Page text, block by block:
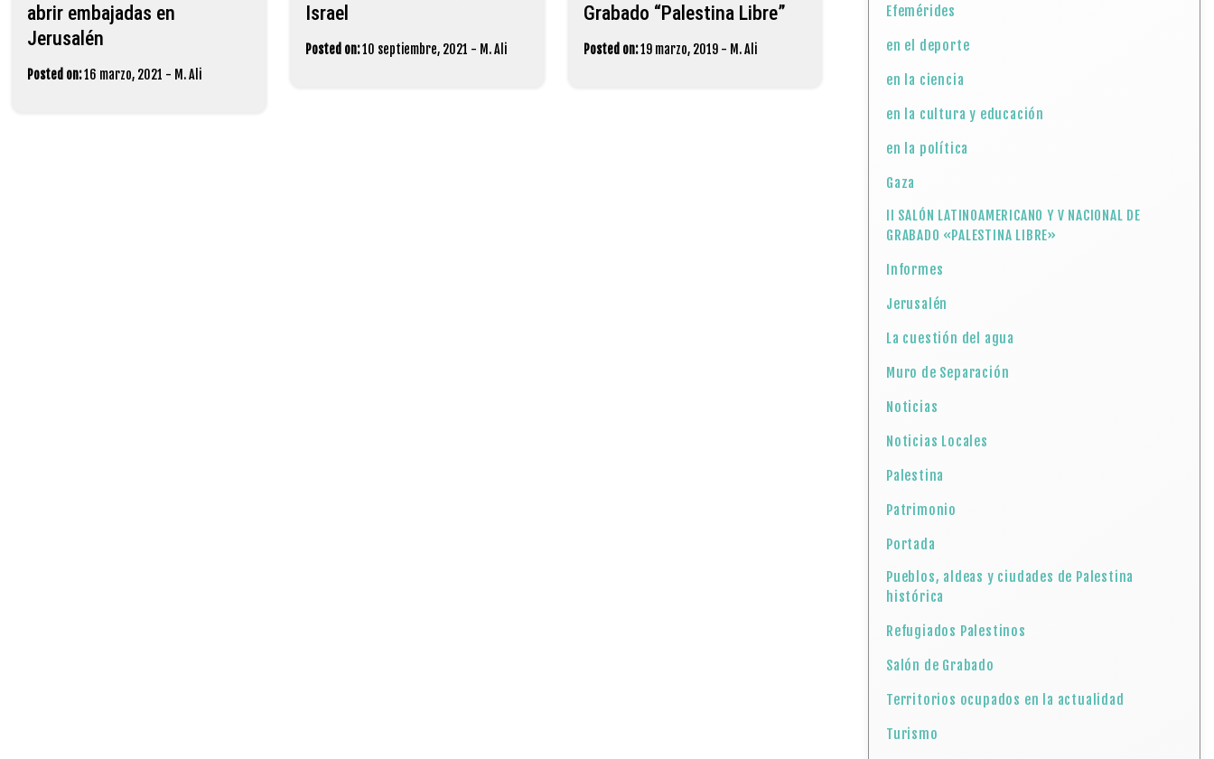
abrir embajadas en
Jerusalén
Posted on:16 marzo, 2021 - M. Ali
Israel
Posted on:10 septiembre, 2021 - M. Ali
Grabado “Palestina Libre”
Posted on:19 marzo, 2019- M. Ali
Efemérides
en el deporte
en la ciencia
en la cultura y educación
en la política
Gaza
II SALÓN LATINOAMERICANO Y V NACIONAL DE
GRABADO «PALESTINA LIBRE»
Informes
Jerusalén
La cuestión del agua
Muro de Separación
Noticias
Noticias Locales
Palestina
Patrimonio
Portada
Pueblos, aldeas y ciudades de Palestina
histórica
Refugiados Palestinos
Salón de Grabado
Territorios ocupados en la actualidad
Turismo